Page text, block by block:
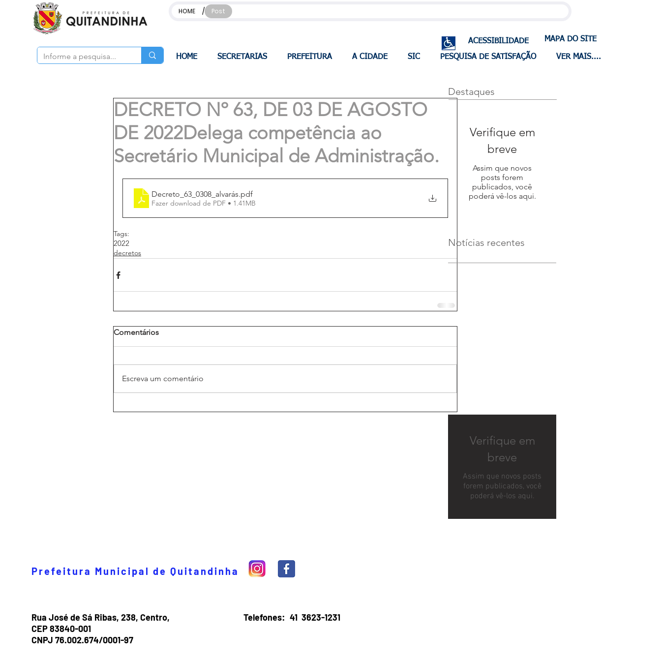
HOME / Post
ACESSIBILIDADE MAPA DO SITE
HOME SECRETARIAS PREFEITURA A CIDADE SIC PESQUISA DE SATISFAÇÃO VER MAIS....
DECRETO Nº 63, DE 03 DE AGOSTO
DE 2022Delega competência ao
Secretário Municipal de Administração.
Decreto_63_0308_alvarás.pdf
Fazer download de PDF • 1.41MB
Tags:
2022
decretos
Comentários
Escreva um comentário
Destaques
Verifique em
breve
Assim que novos
posts forem
publicados, você
poderá vê-los aqui.
Notícias recentes
Verifique em
breve
Assim que novos posts
forem publicados, você
poderá vê-los aqui.
Prefeitura Municipal de Quitandinha
Rua José de Sá Ribas, 238, Centro,
CEP 83840-001
CNPJ 76.002.674/0001-97
Telefones: 41 3623-1231